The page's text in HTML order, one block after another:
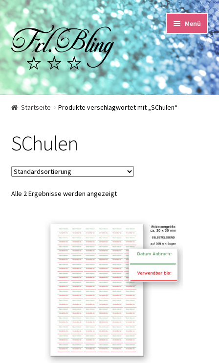
Zur
Navigation
springen
Springe
zum
Inhalt
Menü
Start
Datenschutzerklärung
Echtheit von Bewertungen
Impressum
Mein Konto
Produktinfos
Versandbedingungen
Vertrag widerrufen
Warenkorb
Startseite Produkte verschlagwortet mit „SChulen“
SChulen
Alle 2 Ergebnisse werden angezeigt